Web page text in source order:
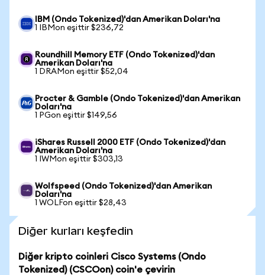
IBM (Ondo Tokenized)'dan Amerikan Doları'na
1 IBMon eşittir $236,72
Roundhill Memory ETF (Ondo Tokenized)'dan
Amerikan Doları'na
1 DRAMon eşittir $52,04
Procter & Gamble (Ondo Tokenized)'dan Amerikan
Doları'na
1 PGon eşittir $149,56
iShares Russell 2000 ETF (Ondo Tokenized)'dan
Amerikan Doları'na
1 IWMon eşittir $303,13
Wolfspeed (Ondo Tokenized)'dan Amerikan
Doları'na
1 WOLFon eşittir $28,43
Diğer kurları keşfedin
Diğer kripto coinleri Cisco Systems (Ondo
Tokenized) (CSCOon) coin'e çevirin